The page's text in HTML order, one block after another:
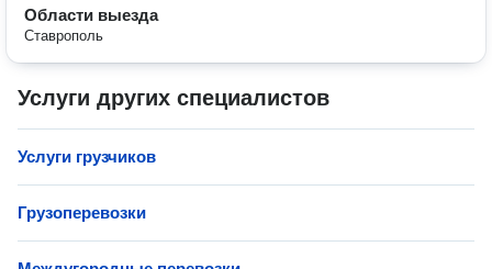
Области выезда
Ставрополь
Услуги других специалистов
Услуги грузчиков
Грузоперевозки